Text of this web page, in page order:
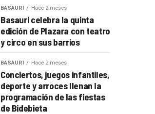
BASAURI Hace 2 meses
Basauri celebra la quinta
edición de Plazara con teatro
y circo en sus barrios
BASAURI Hace 2 meses
Conciertos, juegos infantiles,
deporte y arroces llenan la
programación de las fiestas
de Bidebieta